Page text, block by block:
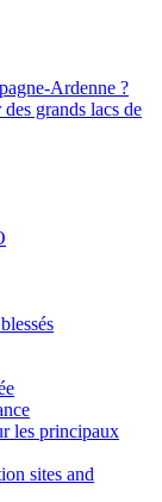
Ardenne ?
grands lacs de
les principaux
sites and